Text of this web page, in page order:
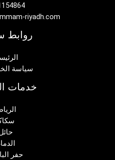
riyadh.com
روابط
سياسة
خدمات
حفر